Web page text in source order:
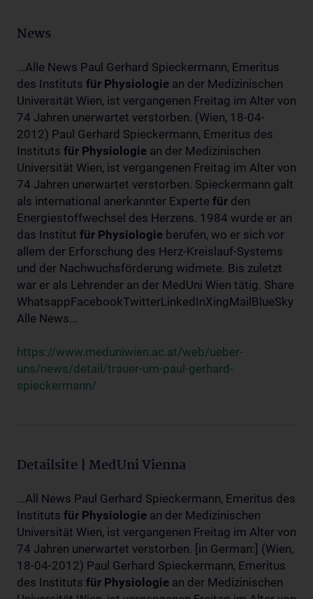
News
...Alle News Paul Gerhard Spieckermann, Emeritus
des Instituts für Physiologie an der Medizinischen
Universität Wien, ist vergangenen Freitag im Alter von
74 Jahren unerwartet verstorben. (Wien, 18-04-
2012) Paul Gerhard Spieckermann, Emeritus des
Instituts für Physiologie an der Medizinischen
Universität Wien, ist vergangenen Freitag im Alter von
74 Jahren unerwartet verstorben. Spieckermann galt
als international anerkannter Experte für den
Energiestoffwechsel des Herzens. 1984 wurde er an
das Institut für Physiologie berufen, wo er sich vor
allem der Erforschung des Herz-Kreislauf-Systems
und der Nachwuchsförderung widmete. Bis zuletzt
war er als Lehrender an der MedUni Wien tätig. Share
WhatsappFacebookTwitterLinkedInXingMailBlueSky
Alle News...
https://www.meduniwien.ac.at/web/ueber-
uns/news/detail/trauer-um-paul-gerhard-
spieckermann/
Detailsite | MedUni Vienna
...All News Paul Gerhard Spieckermann, Emeritus des
Instituts für Physiologie an der Medizinischen
Universität Wien, ist vergangenen Freitag im Alter von
74 Jahren unerwartet verstorben. [in German:] (Wien,
18-04-2012) Paul Gerhard Spieckermann, Emeritus
des Instituts für Physiologie an der Medizinischen